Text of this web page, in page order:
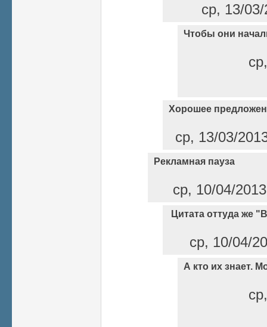
ср, 13/
Чтобы они
Хорошее
ср, 13/03/
Рекламная пауза
ср, 10/04/
Цитата оттуда же
ср, 10/04/
А кто их знает.